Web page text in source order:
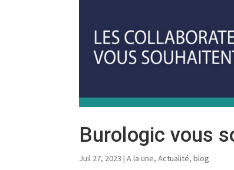
Burologic vous
Juil 27, 2023 |A la une,Actualité,blog